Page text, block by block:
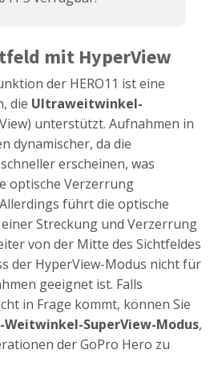
mit HyperView
der HERO11 ist eine
die Ultraweitwinkel-
unterstützt. Aufnahmen in
dynamischer, da die
erscheinen, was
optische Verzerrung
führt die optische
Streckung und Verzerrung
von der Mitte des Sichtfeldes
der HyperView-Modus nicht für
geeignet ist. Falls
in Frage kommt, können Sie
Weitwinkel-SuperView-Modus,
der GoPro Hero zu